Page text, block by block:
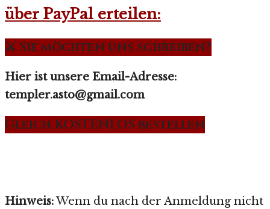
über PayPal erteilen:
⚔️ Sie möchten uns schreiben?
Hier ist unsere Email-Adresse:
templer.asto@gmail.com
Gleich KOSTENLOS bestellen
Hinweis:Wenn du nach der Anmeldung nicht